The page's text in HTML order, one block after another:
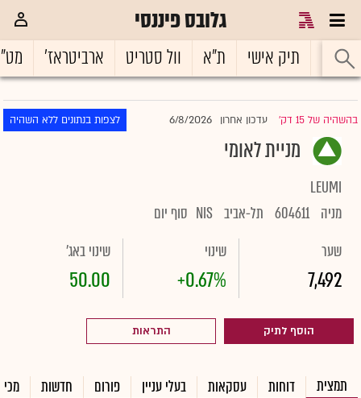
גלובס פיננסי
ראשי תיק אישי ת"א וול סטריט ארביטראז'
בהשהיה של 15 דק' |עדכון אחרון 6/8/2026 לצפות בנתונים ללא השהיה
מניית לאומי
LEUMI
מניה 604611 תל-אביב NIS סוף יום
שער
7,492
שינוי
+0.67%
שינוי באג'
50.00
הוסף לתיק התראות
תמצית דוחות עסקאות בעלי עניין פורום חדשות